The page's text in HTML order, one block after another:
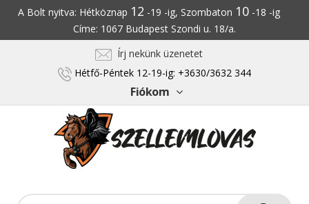
A Bolt nyitva: Hétköznap 12 -19 -ig, Szombaton 10-18 -ig
Címe: 1067 Budapest Szondi u. 18/a.
Írj nekünk üzenetet
Hétfő-Péntek 12-19-ig: +3630/3632 344
Fiókom